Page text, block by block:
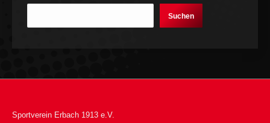
Suchen
Sportverein Erbach 1913 e.V.